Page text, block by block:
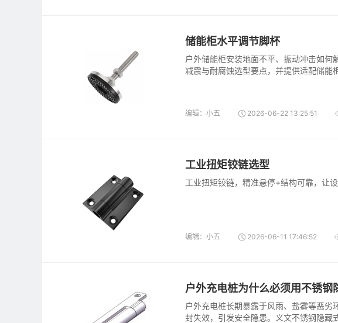
储能柜水平调节脚杯
户外储能柜安装地面不平、振动冲击如
减震与耐腐蚀选型要点，并提供适配储能
编辑：小五 2026-06-22 13:25:51
工业扭矩铰链选型
工业扭矩铰链，精准悬停+结构可靠，让
编辑：小五 2026-06-11 17:46:52
户外充电桩为什么必须用不锈钢
户外充电桩长期暴露于风雨、盐雾等恶
封失效，引发安全隐患。义文不锈钢隐藏